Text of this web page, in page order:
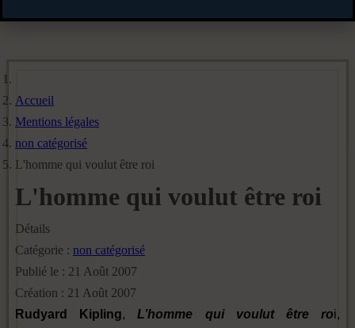
Accueil
Mentions légales
non catégorisé
L'homme qui voulut être roi
L'homme qui voulut être roi
Détails
Catégorie : non catégorisé
Publié le : 21 Août 2007
Création : 21 Août 2007
Rudyard Kipling,L’homme qui voulut être roi,